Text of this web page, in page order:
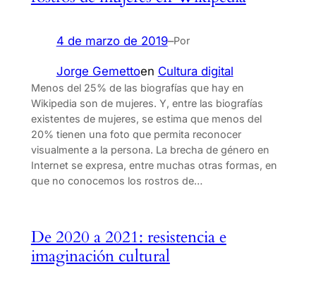
4 de marzo de 2019–Por
Jorge Gemettoen Cultura digital
Menos del 25% de las biografías que hay en
Wikipedia son de mujeres. Y, entre las biografías
existentes de mujeres, se estima que menos del
20% tienen una foto que permita reconocer
visualmente a la persona. La brecha de género en
Internet se expresa, entre muchas otras formas, en
que no conocemos los rostros de…
De 2020 a 2021: resistencia e
imaginación cultural